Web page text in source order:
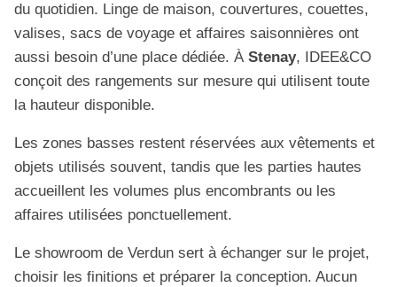
du quotidien. Linge de maison, couvertures, couettes,
valises, sacs de voyage et affaires saisonnières ont
aussi besoin d’une place dédiée. À Stenay, IDEE&CO
conçoit des rangements sur mesure qui utilisent toute
la hauteur disponible.
Les zones basses restent réservées aux vêtements et
objets utilisés souvent, tandis que les parties hautes
accueillent les volumes plus encombrants ou les
affaires utilisées ponctuellement.
Le showroom de Verdun sert à échanger sur le projet,
choisir les finitions et préparer la conception. Aucun